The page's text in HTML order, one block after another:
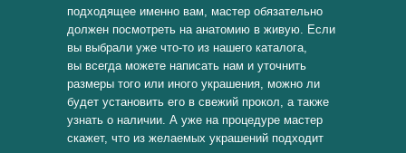
подходящее именно вам, мастер обязательно
должен посмотреть на анатомию в живую. Если
вы выбрали уже что-то из нашего каталога,
вы всегда можете написать нам и уточнить
размеры того или иного украшения, можно ли
будет установить его в свежий прокол, а также
узнать о наличии. А уже на процедуре мастер
скажет, что из желаемых украшений подходит